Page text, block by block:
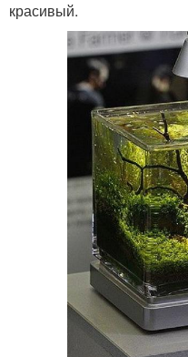
красивый.